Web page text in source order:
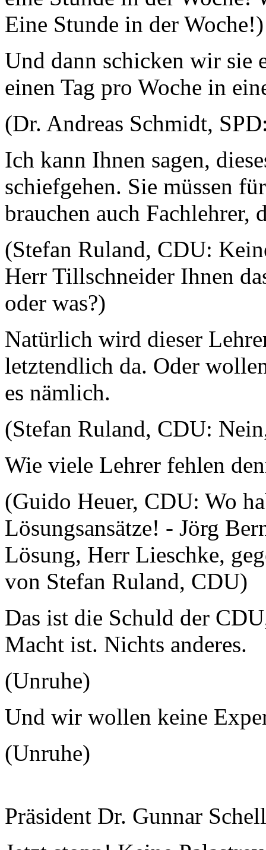
Eine Stunde in der Woche!)
Und dann schicken wir sie
einen Tag pro Woche in
(Dr. Andreas Schmidt,
Ich kann Ihnen sagen,
schiefgehen. Sie müssen
brauchen auch Fachlehrer,
(Stefan Ruland, CDU:
Herr Tillschneider Ihnen
oder was?)
Natürlich wird dieser
letztendlich da. Oder
es nämlich.
(Stefan Ruland, CDU:
Wie viele Lehrer fehlen
(Guido Heuer, CDU: Wo
Lösungsansätze! - Jörg
Lösung, Herr Lieschke,
von Stefan Ruland, CDU)
Das ist die Schuld der
Macht ist. Nichts anderes.
(Unruhe)
Und wir wollen keine
(Unruhe)
Präsident Dr. Gunnar